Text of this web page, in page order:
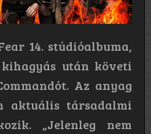
14. stúdióalbuma,
után követi
Az anyag
aktuális társadalmi
„Jelenleg nem